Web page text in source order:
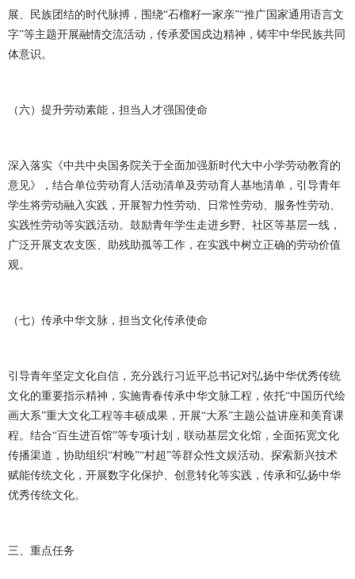
展、民族团结的时代脉搏，围绕“石榴籽一家亲”“推广国家通用语言文
字”等主题开展融情交流活动，传承爱国戍边精神，铸牢中华民族共同
体意识。
（六）提升劳动素能，担当人才强国使命
深入落实《中共中央国务院关于全面加强新时代大中小学劳动教育的
意见》，结合单位劳动育人活动清单及劳动育人基地清单，引导青年
学生将劳动融入实践，开展智力性劳动、日常性劳动、服务性劳动、
实践性劳动等实践活动。鼓励青年学生走进乡野、社区等基层一线，
广泛开展支农支医、助残助孤等工作，在实践中树立正确的劳动价值
观。
（七）传承中华文脉，担当文化传承使命
引导青年坚定文化自信，充分践行习近平总书记对弘扬中华优秀传统
文化的重要指示精神，实施青春传承中华文脉工程，依托“中国历代绘
画大系”重大文化工程等丰硕成果，开展“大系”主题公益讲座和美育课
程。结合“百生进百馆”等专项计划，联动基层文化馆，全面拓宽文化
传播渠道，协助组织“村晚”“村超”等群众性文娱活动。探索新兴技术
赋能传统文化，开展数字化保护、创意转化等实践，传承和弘扬中华
优秀传统文化。
三、重点任务